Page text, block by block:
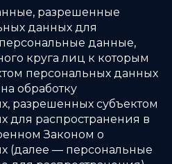
разрешенные
данных для
данные,
круга лиц к которым
персональных данных
обработку
разрешенных субъектом
для распространения в
Законом о
(далее — персональные